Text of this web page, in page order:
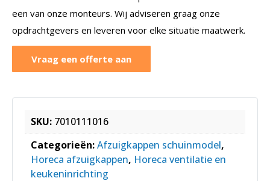
een van onze monteurs. Wij adviseren graag onze
opdrachtgevers en leveren voor elke situatie maatwerk.
Vraag een offerte aan
SKU: 7010111016
Categorieën:Afzuigkappen schuinmodel,
Horeca afzuigkappen, Horeca ventilatie en
keukeninrichting